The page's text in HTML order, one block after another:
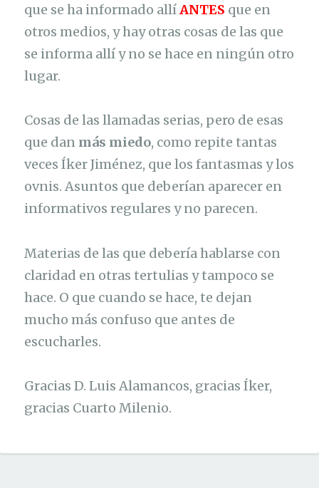
que se ha informado allíANTES que en
otros medios, y hay otras cosas de las que
se informa allí y no se hace en ningún otro
lugar.
Cosas de las llamadas serias, pero de esas
que dan más miedo, como repite tantas
veces Íker Jiménez, que los fantasmas y los
ovnis. Asuntos que deberían aparecer en
informativos regulares y no parecen.
Materias de las que debería hablarse con
claridad en otras tertulias y tampoco se
hace. O que cuando se hace, te dejan
mucho más confuso que antes de
escucharles.
Gracias D. Luis Alamancos, gracias Íker,
gracias Cuarto Milenio.